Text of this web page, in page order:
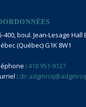
400, boul. Jean-Lesage Hall
(Québec) G1K 8W1
: 418 951-9127
: